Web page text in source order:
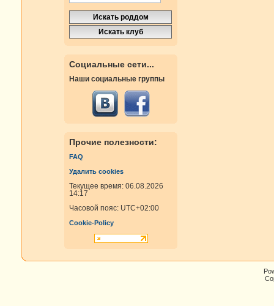
Социальные сети...
Наши социальные группы
Прочие полезности:
FAQ
Удалить cookies
Текущее время: 06.08.2026
14:17
Часовой пояс: UTC+02:00
Cookie-Policy